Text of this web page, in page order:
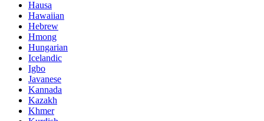
Hausa
Hawaiian
Hebrew
Hmong
Hungarian
Icelandic
Igbo
Javanese
Kannada
Kazakh
Khmer